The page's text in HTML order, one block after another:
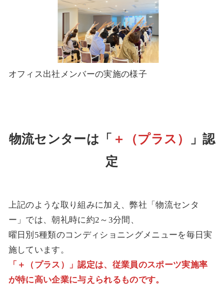
オフィス出社メンバーの実施の様子
物流センターは「 ＋（プラス）
」認
定
上記のような取り組みに加え、弊社「物流センタ
ー」では、朝礼時に約2～3分間、
曜日別5種類のコンディショニングメニューを毎日実
施しています。
「＋（プラス）」認定は、従業員のスポーツ実施率
が特に高い企業に与えられるものです。